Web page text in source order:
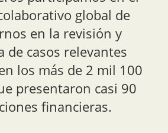
global de
en la revisión y
de casos relevantes
los más de 2 mil 100
presentaron casi 90
financieras.